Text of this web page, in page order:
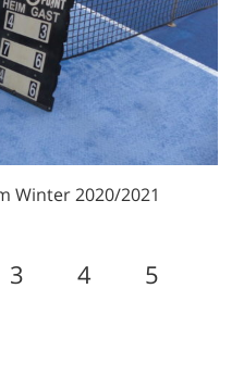
Winter 2020/2021
3 4 5